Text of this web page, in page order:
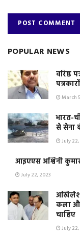
POPULAR NEWS
वरिष्ठ
March
भारत-
से सेना
July
आइएएस अश्विनी
July 22, 2023
कला
चाहिए
July